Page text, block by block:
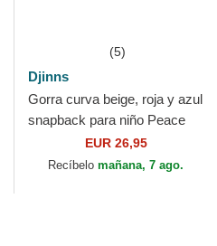
(5)
Djinns
Gorra curva beige, roja y azul
snapback para niño Peace
Pizza Food de Djinns
EUR 26,95
Recíbelo mañana, 7 ago.